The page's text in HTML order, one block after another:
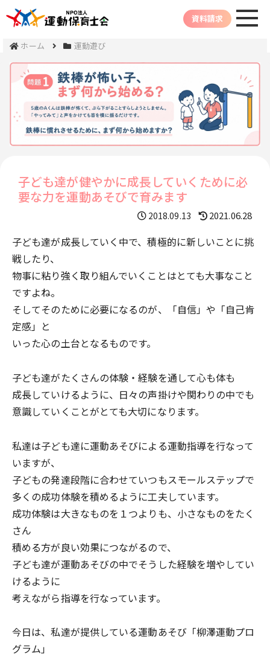
資料請求
ホーム 運動遊び
子ども達が健やかに成長していくために必
要な力を運動あそびで育みます
2018.09.13 2021.06.28
子ども達が成長していく中で、積極的に新しいことに挑
戦したり、
物事に粘り強く取り組んでいくことはとても大事なこと
ですよね。
そしてそのために必要になるのが、「自信」や「自己肯
定感」と
いった心の土台となるものです。
子ども達がたくさんの体験・経験を通して心も体も
成長していけるように、日々の声掛けや関わりの中でも
意識していくことがとても大切になります。
私達は子ども達に運動あそびによる運動指導を行なって
いますが、
子どもの発達段階に合わせていつもスモールステップで
多くの成功体験を積めるように工夫しています。
成功体験は大きなものを１つよりも、小さなものをたく
さん
積める方が良い効果につながるので、
子ども達が運動あそびの中でそうした経験を増やしてい
けるように
考えながら指導を行なっています。
今日は、私達が提供している運動あそび「柳澤運動プロ
グラム」